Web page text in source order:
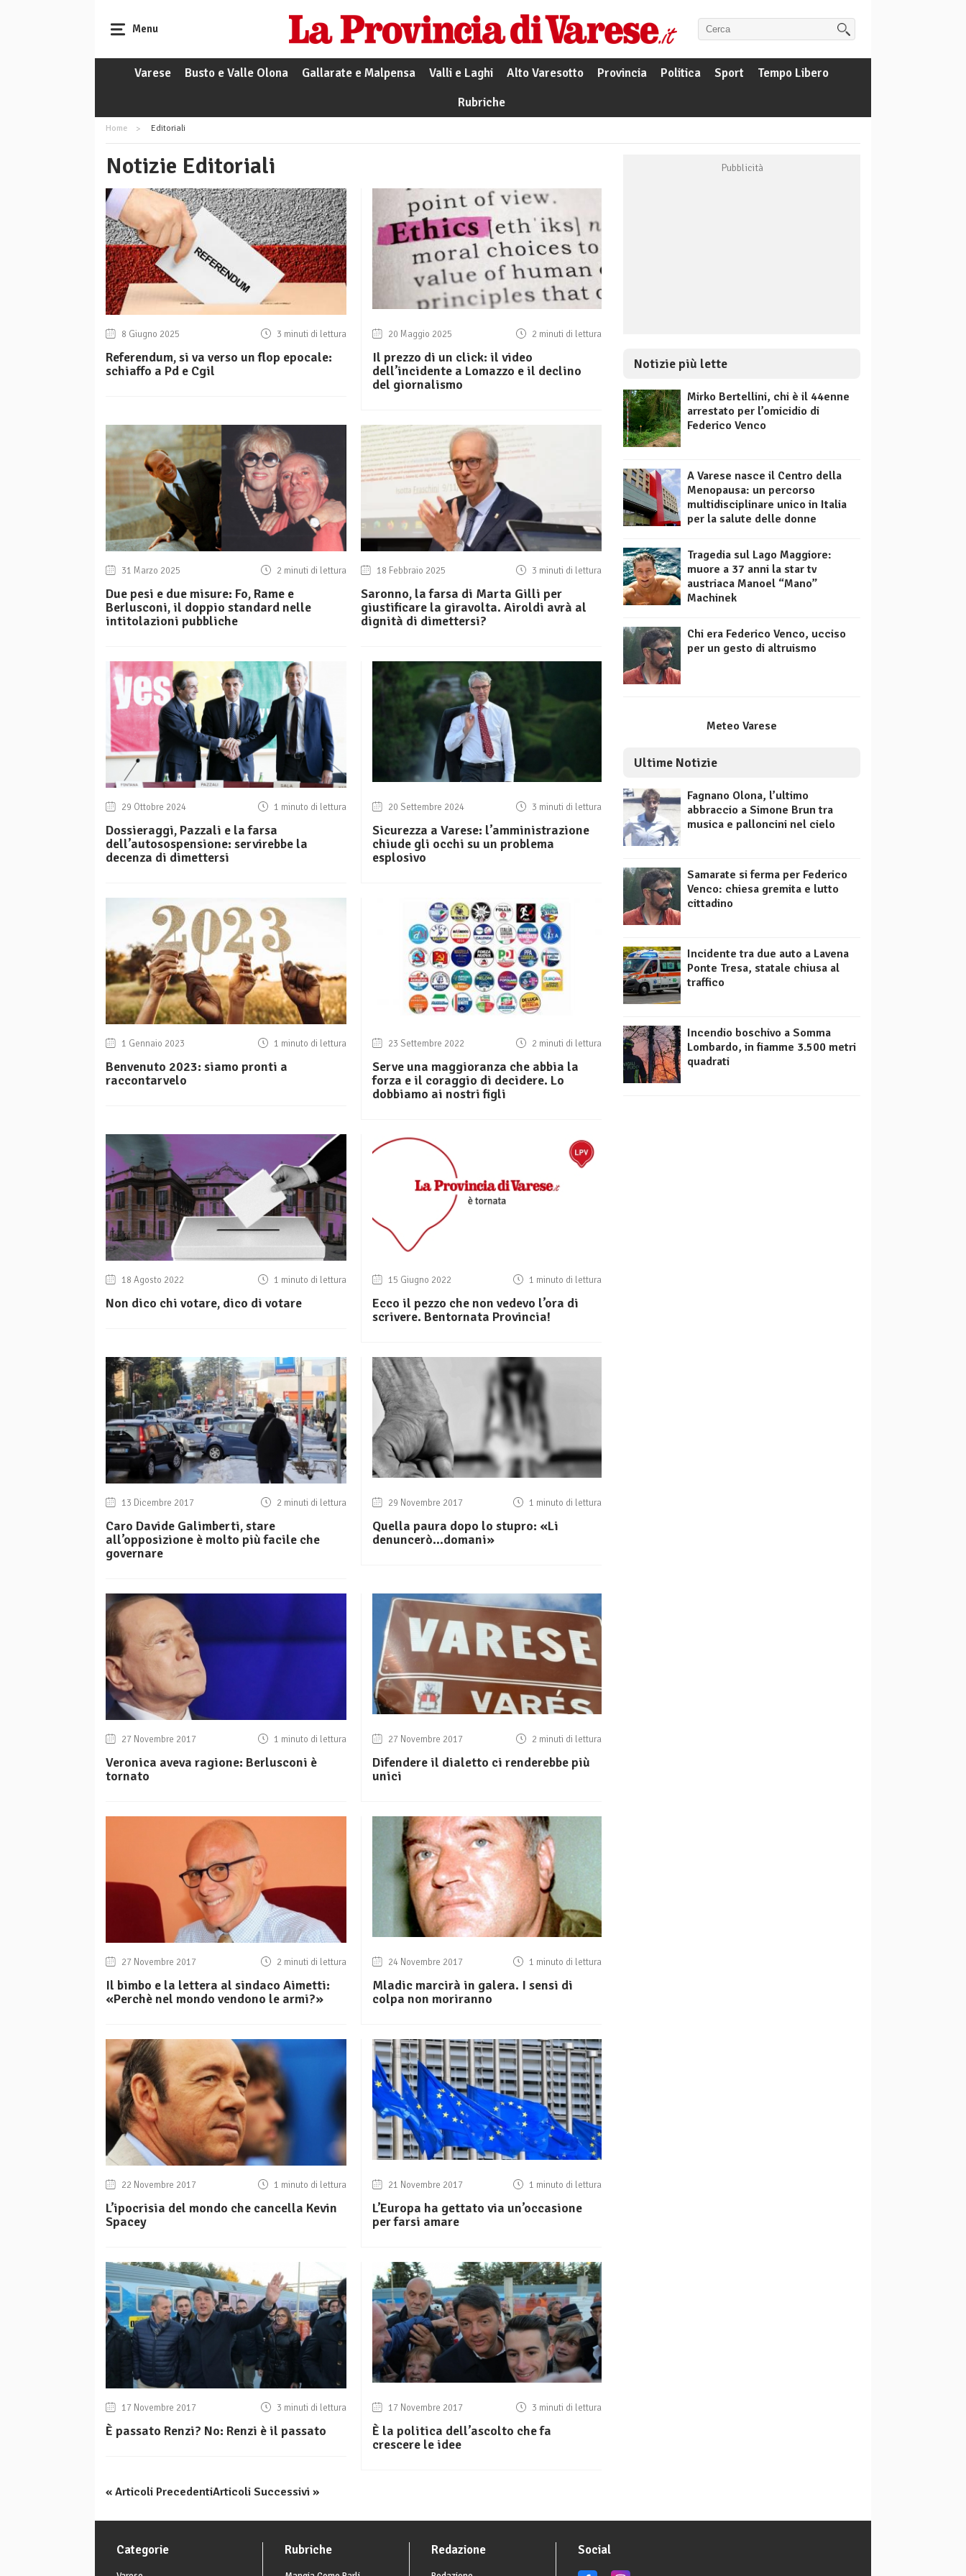
Menu
Varese Busto e Valle Olona Gallarate e Malpensa Valli e Laghi Alto Varesotto Provincia Politica Sport
Tempo Libero
Rubriche
Home Editoriali
Notizie Editoriali
8 Giugno 2025 3 minuti di lettura
Referendum, si va verso un flop epocale:
schiaffo a Pd e Cgil
20 Maggio 2025 2 minuti di lettura
Il prezzo di un click: il video
dell’incidente a Lomazzo e il declino
del giornalismo
31 Marzo 2025 2 minuti di lettura
Due pesi e due misure: Fo, Rame e
Berlusconi, il doppio standard nelle
intitolazioni pubbliche
18 Febbraio 2025 3 minuti di lettura
Saronno, la farsa di Marta Gilli per
giustificare la giravolta. Airoldi avrà al
dignità di dimettersi?
29 Ottobre 2024 1 minuto di lettura
Dossieraggi, Pazzali e la farsa
dell’autosospensione: servirebbe la
decenza di dimettersi
20 Settembre 2024 3 minuti di lettura
Sicurezza a Varese: l’amministrazione
chiude gli occhi su un problema
esplosivo
1 Gennaio 2023 1 minuto di lettura
Benvenuto 2023: siamo pronti a
raccontarvelo
23 Settembre 2022 2 minuti di lettura
Serve una maggioranza che abbia la
forza e il coraggio di decidere. Lo
dobbiamo ai nostri figli
18 Agosto 2022 1 minuto di lettura
Non dico chi votare, dico di votare
15 Giugno 2022 1 minuto di lettura
Ecco il pezzo che non vedevo l’ora di
scrivere. Bentornata Provincia!
13 Dicembre 2017 2 minuti di lettura
Caro Davide Galimberti, stare
all’opposizione è molto più facile che
governare
29 Novembre 2017 1 minuto di lettura
Quella paura dopo lo stupro: «Li
denuncerò…domani»
27 Novembre 2017 1 minuto di lettura
Veronica aveva ragione: Berlusconi è
tornato
27 Novembre 2017 2 minuti di lettura
Difendere il dialetto ci renderebbe più
unici
27 Novembre 2017 2 minuti di lettura
Il bimbo e la lettera al sindaco Aimetti:
«Perchè nel mondo vendono le armi?»
24 Novembre 2017 1 minuto di lettura
Mladic marcirà in galera. I sensi di
colpa non moriranno
22 Novembre 2017 1 minuto di lettura
L’ipocrisia del mondo che cancella Kevin
Spacey
21 Novembre 2017 1 minuto di lettura
L’Europa ha gettato via un’occasione
per farsi amare
17 Novembre 2017 3 minuti di lettura
È passato Renzi? No: Renzi è il passato
17 Novembre 2017 3 minuti di lettura
È la politica dell’ascolto che fa
crescere le idee
« Articoli PrecedentiArticoli Successivi »
Notizie più lette
Mirko Bertellini, chi è il 44enne
arrestato per l’omicidio di
Federico Venco
A Varese nasce il Centro della
Menopausa: un percorso
multidisciplinare unico in Italia
per la salute delle donne
Tragedia sul Lago Maggiore:
muore a 37 anni la star tv
austriaca Manoel “Mano”
Machinek
Chi era Federico Venco, ucciso
per un gesto di altruismo
Meteo Varese
Ultime Notizie
Fagnano Olona, l’ultimo
abbraccio a Simone Brun tra
musica e palloncini nel cielo
Samarate si ferma per Federico
Venco: chiesa gremita e lutto
cittadino
Incidente tra due auto a Lavena
Ponte Tresa, statale chiusa al
traffico
Incendio boschivo a Somma
Lombardo, in fiamme 3.500 metri
quadrati
Categorie Rubriche Redazione Social